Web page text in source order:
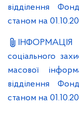
відділення
станом на
соціального
масової
відділення
станом на